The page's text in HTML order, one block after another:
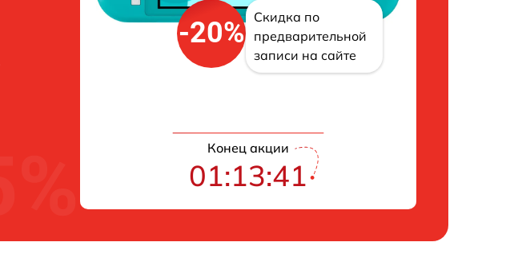
-20%
Скидка по
предварительной
записи на сайте
Конец акции
01:13:41